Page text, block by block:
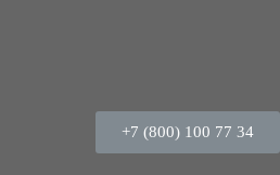
+7 (800) 100 77 34